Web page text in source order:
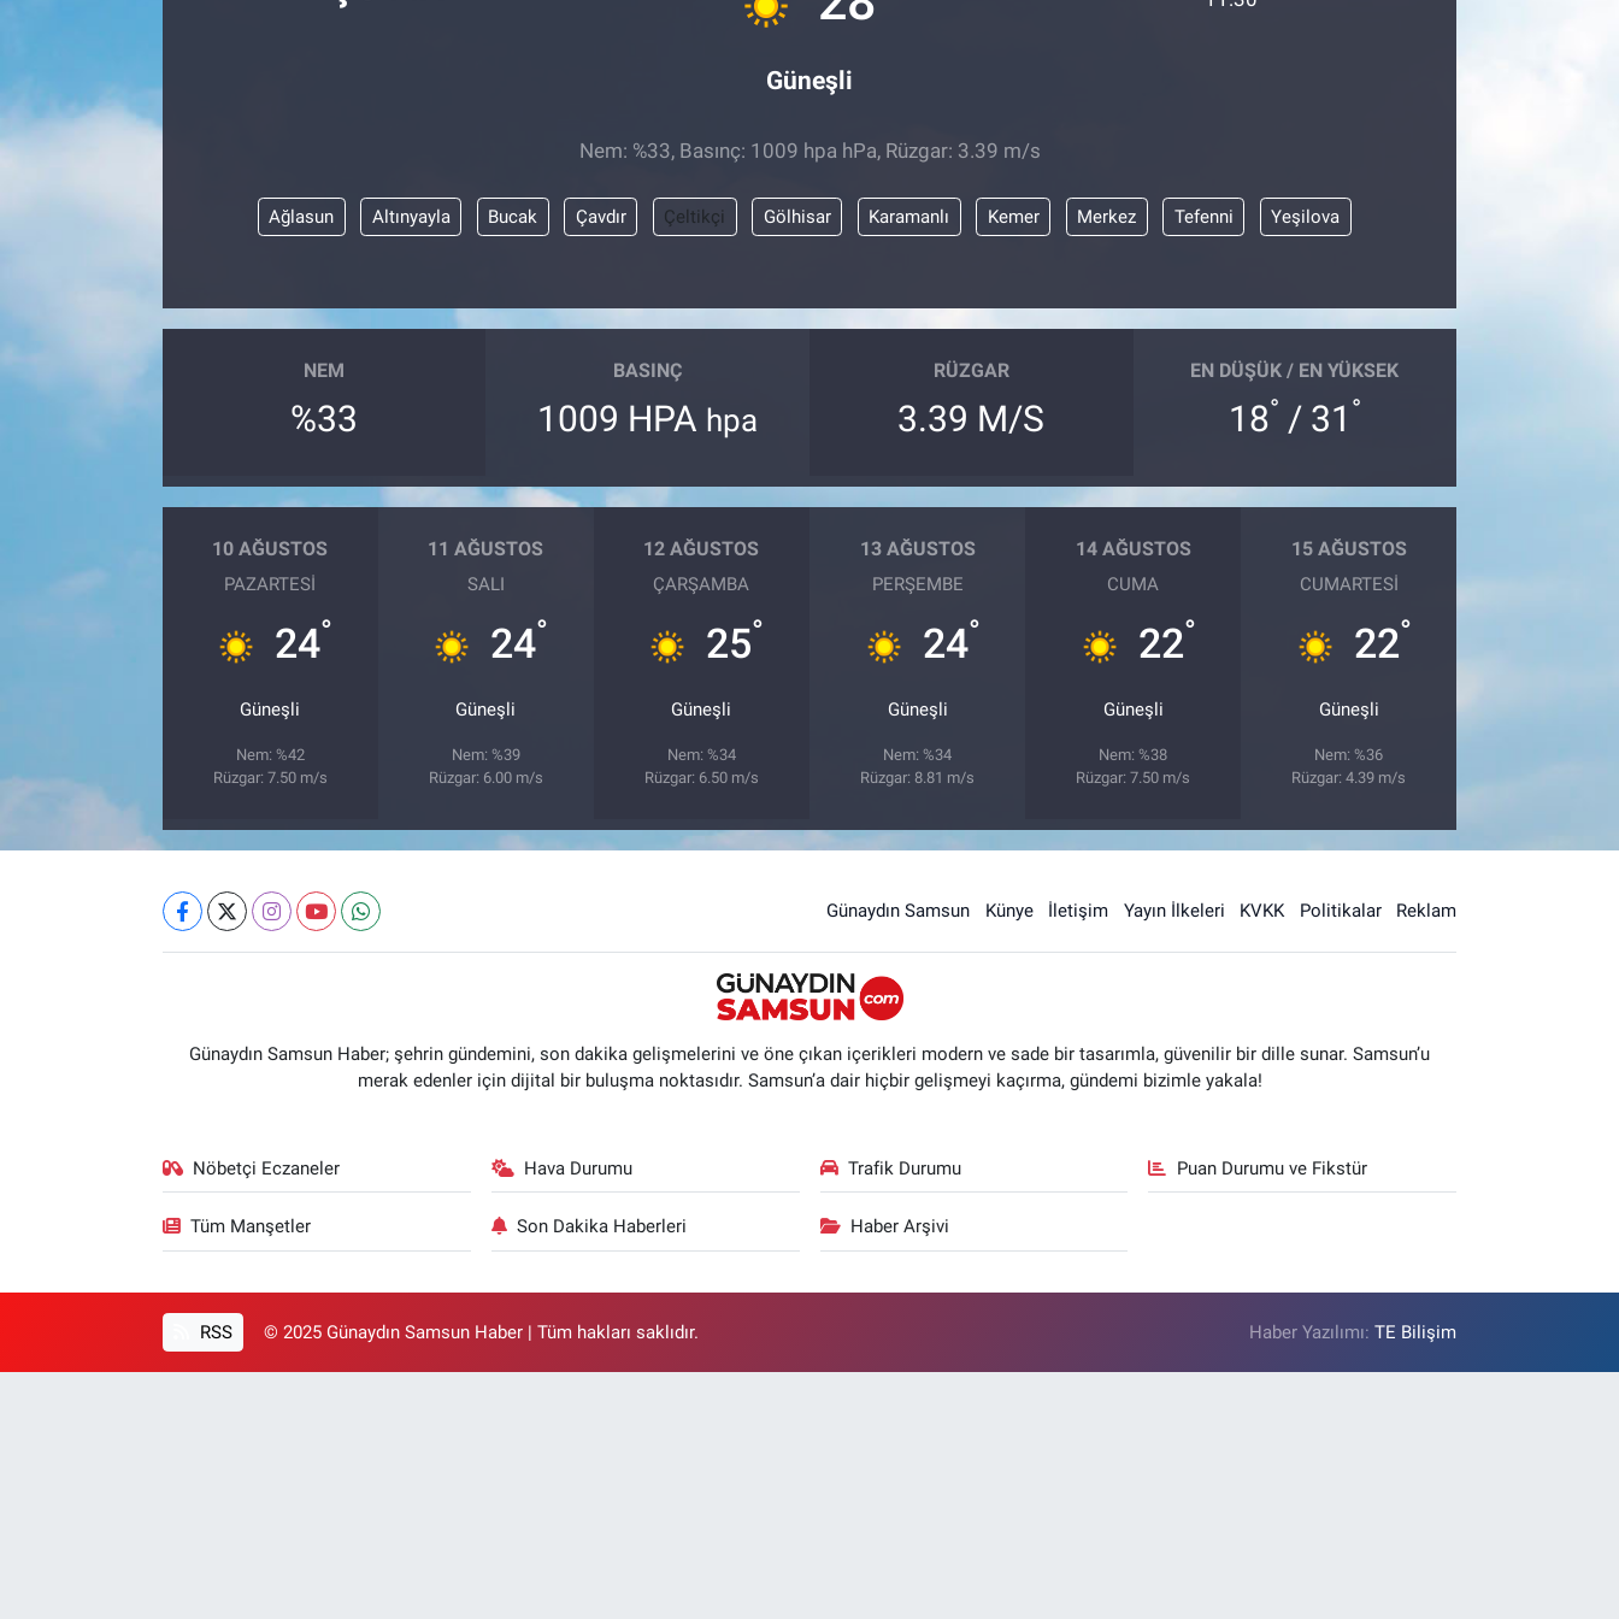
Güneşli
Nem: %33, Basınç: 1009 hpa hPa, Rüzgar: 3.39 m/s
Ağlasun Altınyayla Bucak Çavdır Çeltikçi Gölhisar Karamanlı Kemer Merkez Tefenni Yeşilova
NEM
%33
BASINÇ
1009 HPA hpa
RÜZGAR
3.39 M/S
EN DÜŞÜK / EN YÜKSEK
18° / 31 °
10 AĞUSTOS
PAZARTESI
24°
Güneşli
Nem: %42
Rüzgar: 7.50 m/s
11 AĞUSTOS
SALI
24°
Güneşli
Nem: %39
Rüzgar: 6.00 m/s
12 AĞUSTOS
ÇARŞAMBA
25°
Güneşli
Nem: %34
Rüzgar: 6.50 m/s
13 AĞUSTOS
PERŞEMBE
24°
Güneşli
Nem: %34
Rüzgar: 8.81 m/s
14 AĞUSTOS
CUMA
22°
Güneşli
Nem: %38
Rüzgar: 7.50 m/s
15 AĞUSTOS
CUMARTESI
22°
Güneşli
Nem: %36
Rüzgar: 4.39 m/s
Günaydın Samsun Künye İletişim Yayın İlkeleri KVKK Politikalar Reklam
Günaydın Samsun Haber; şehrin gündemini, son dakika gelişmelerini ve öne çıkan içerikleri modern ve sade bir tasarımla, güvenilir bir dille sunar. Samsun’u
merak edenler için dijital bir buluşma noktasıdır. Samsun’a dair hiçbir gelişmeyi kaçırma, gündemi bizimle yakala!
Nöbetçi Eczaneler Hava Durumu Trafik Durumu Puan Durumu ve Fikstür
Tüm Manşetler Son Dakika Haberleri Haber Arşivi
RSS © 2025 Günaydın Samsun Haber | Tüm hakları saklıdır. Haber Yazılımı:TE Bilişim
Bilim ve Teknoloji